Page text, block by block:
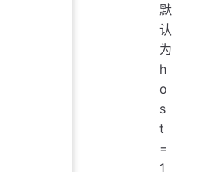
默
认
为
h
o
s
t
=
1